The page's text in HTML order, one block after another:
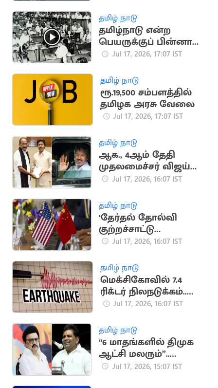
தமிழ் நாடு
தமிழ்நாடு என்ற
பெயருக்குப் பின்னால்
இருக்கும் அரசியல்
Jul 17, 2026, 17:07 IST
தமிழ் நாடு
ரூ.19,500 சம்பளத்தில்
தமிழக அரசு வேலை
Jul 17, 2026, 17:07 IST
தமிழ் நாடு
ஆக., 4ஆம் தேதி
முதலமைச்சர் விஜய்
டெல்லி பயணம்
Jul 17, 2026, 16:07 IST
தமிழ் நாடு
‘தேர்தல் தோல்வி
குற்றச்சாட்டு
ஆதாரமற்றது’..
Jul 17, 2026, 16:07 IST
தமிழ் நாடு
மெக்சிகோவில் 7.4
ரிக்டர் நிலநடுக்கம்..
சுனாமி
பீதி
Jul 17, 2026, 16:07 IST
தமிழ் நாடு
“6 மாதங்களில் திமுக
ஆட்சி மலரும்”..
அனிதா
Jul 17, 2026, 15:07 IST